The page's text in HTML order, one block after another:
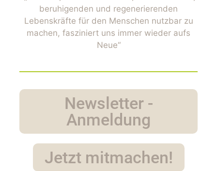
beruhigenden und regenerierenden
Lebenskräfte für den Menschen nutzbar zu
machen, fasziniert uns immer wieder aufs
Neue“
Newsletter -
Anmeldung
Jetzt mitmachen!